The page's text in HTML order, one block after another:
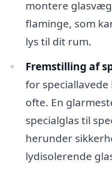
montere
flaminge, som
lys til dit rum.
Fremstilling af
for
ofte. En
specialglas til
herunder
lydisolerende